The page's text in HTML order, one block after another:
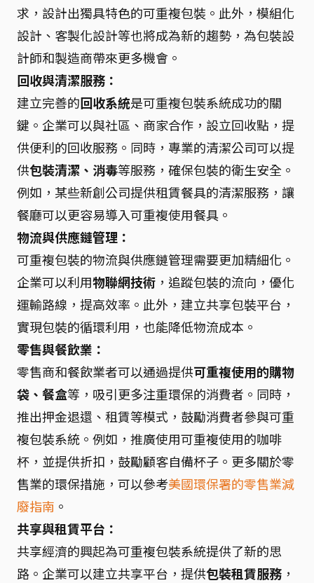
求，設計出獨具特色的可重複包裝。此外，模組化
設計、客製化設計等也將成為新的趨勢，為包裝設
計師和製造商帶來更多機會。
回收與清潔服務：
建立完善的回收系統是可重複包裝系統成功的關
鍵。企業可以與社區、商家合作，設立回收點，提
供便利的回收服務。同時，專業的清潔公司可以提
供包裝清潔、消毒等服務，確保包裝的衛生安全。
例如，某些新創公司提供租賃餐具的清潔服務，讓
餐廳可以更容易導入可重複使用餐具。
物流與供應鏈管理：
可重複包裝的物流與供應鏈管理需要更加精細化。
企業可以利用物聯網技術 ，追蹤包裝的流向，優化
運輸路線，提高效率。此外，建立共享包裝平台，
實現包裝的循環利用，也能降低物流成本。
零售與餐飲業：
零售商和餐飲業者可以通過提供可重複使用的購物
袋、餐盒等，吸引更多注重環保的消費者。同時，
推出押金退還、租賃等模式，鼓勵消費者參與可重
複包裝系統。例如，推廣使用可重複使用的咖啡
杯，並提供折扣，鼓勵顧客自備杯子。更多關於零
售業的環保措施，可以參考美國環保署的零售業減
廢指南 。
共享與租賃平台：
共享經濟的興起為可重複包裝系統提供了新的思
路。企業可以建立共享平台，提供包裝租賃服務 ，